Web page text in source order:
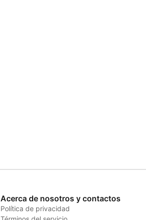
Acerca de nosotros y contactos
Política de privacidad